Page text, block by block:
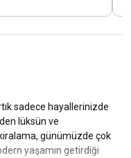
sadece hayallerinizde
lüksün ve
günümüzde çok
yaşamın getirdiği